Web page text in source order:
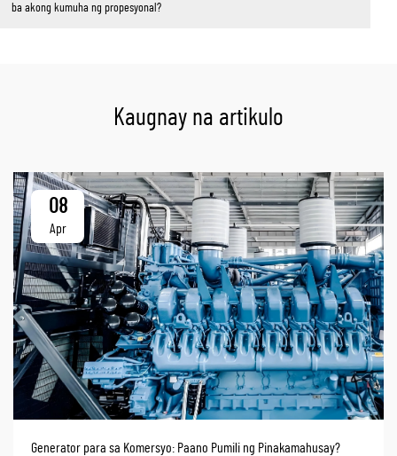
ba akong kumuha ng propesyonal?
Kaugnay na artikulo
08
Apr
Generator para sa Komersyo: Paano Pumili ng Pinakamahusay?